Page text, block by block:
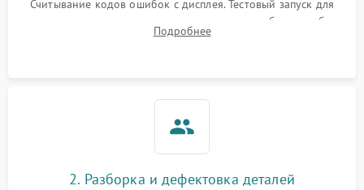
Считывание кодов ошибок с дисплея. Тестовый запуск для
выявления посторонних шумов, протечек или сбоев в работе
электронного модуля управления.
Подробнее
2. Разборка и дефектовка деталей